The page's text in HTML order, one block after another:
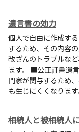
遺言書の効力
個人で自由に作成す
するため、その内容
改ざんのトラブルなど
ます。 ■公正証書遺
門家が関与するため
も生じにくくなります
相続人と被相続人